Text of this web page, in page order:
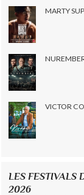
MARTY
VICTOR
LES FESTIVALS
2026